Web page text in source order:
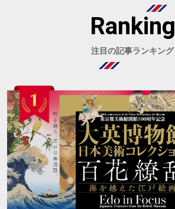
Ranking
注目の記事ランキング